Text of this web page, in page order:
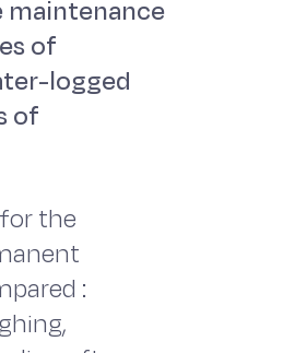
of
logged
of
the
: